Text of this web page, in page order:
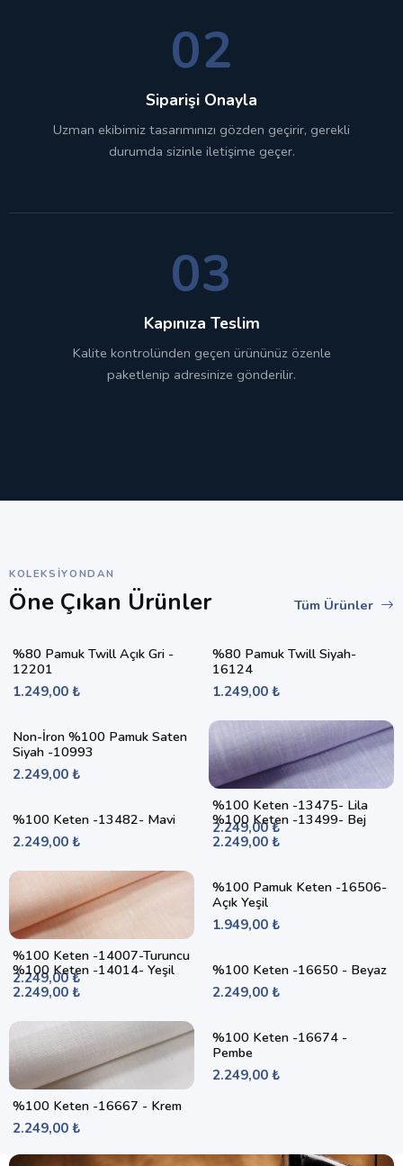
02
Siparişi Onayla
Uzman ekibimiz tasarımınızı gözden geçirir, gerekli
durumda sizinle iletişime geçer.
03
Kapınıza Teslim
Kalite kontrolünden geçen ürününüz özenle
paketlenip adresinize gönderilir.
KOLEKSIYONDAN
Öne Çıkan Ürünler Tüm Ürünler
%80 Pamuk Twill Açık Gri -
12201
1.249,00 ₺
%80 Pamuk Twill Siyah-
16124
1.249,00 ₺
Non-İron %100 Pamuk Saten
Siyah -10993
2.249,00 ₺
%100 Keten -13475- Lila
2.249,00 ₺
%100 Keten -13482- Mavi
2.249,00 ₺
%100 Keten -13499- Bej
2.249,00 ₺
%100 Keten -14007-Turuncu
2.249,00 ₺
%100 Pamuk Keten -16506-
Açık Yeşil
1.949,00 ₺
%100 Keten -14014- Yeşil
2.249,00 ₺
%100 Keten -16650 - Beyaz
2.249,00 ₺
%100 Keten -16667 - Krem
2.249,00 ₺
%100 Keten -16674 -
Pembe
2.249,00 ₺